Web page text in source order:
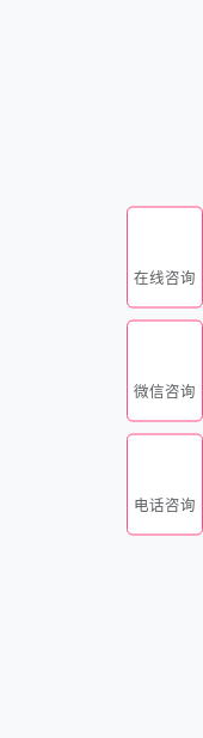
在线咨询
微信咨询
电话咨询